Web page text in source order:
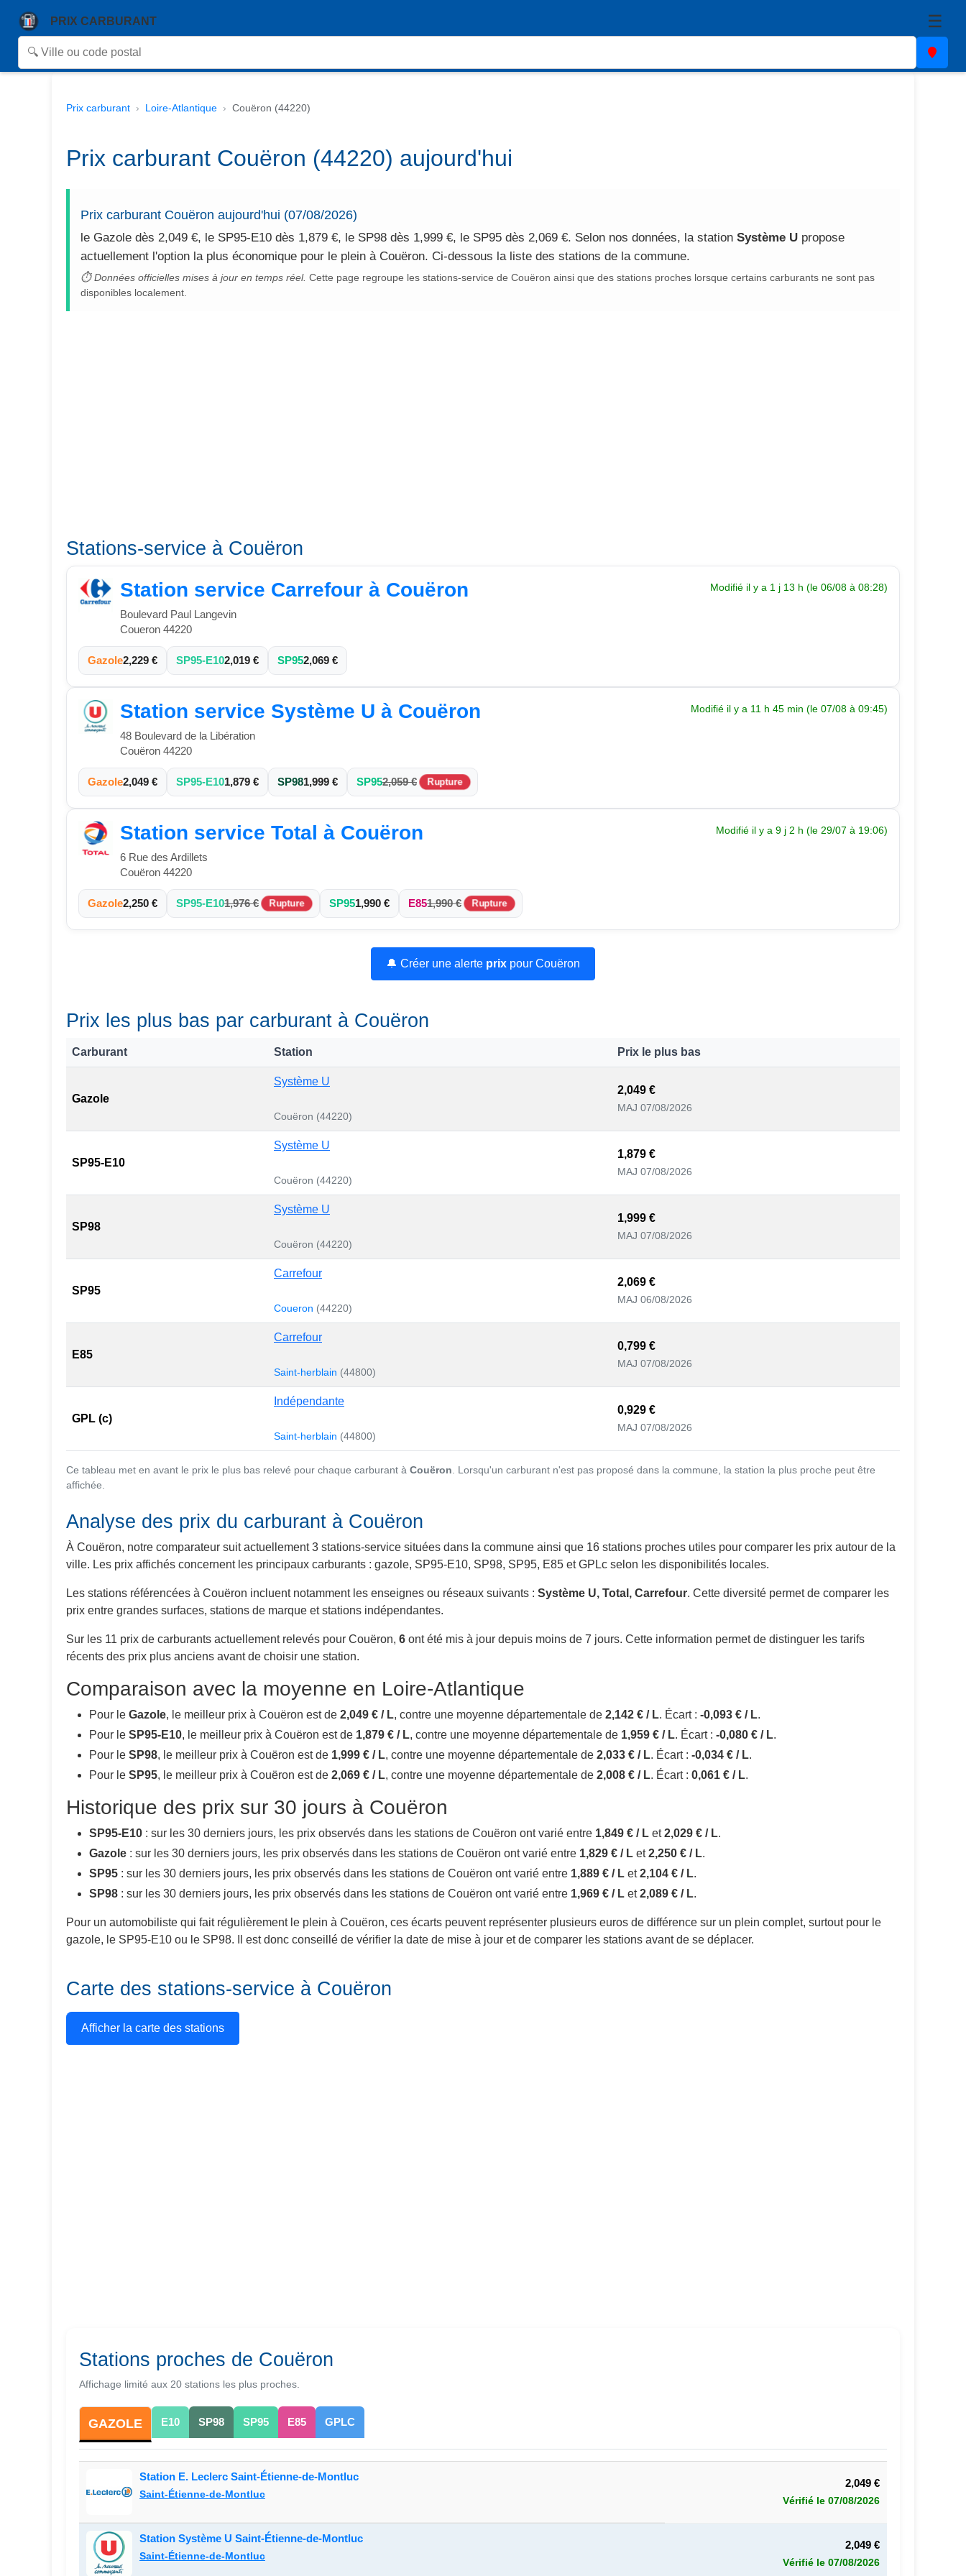
PRIX CARBURANT ☰
Prix carburant Loire-Atlantique Couëron (44220)
Prix carburant Couëron (44220) aujourd'hui
Prix carburant Couëron aujourd'hui (07/08/2026)
le Gazole dès 2,049 €, le SP95-E10 dès 1,879 €, le SP98 dès 1,999 €, le SP95 dès 2,069 €. Selon nos données, la station Système U propose
actuellement l'option la plus économique pour le plein à Couëron. Ci-dessous la liste des stations de la commune.
⏱ Données officielles mises à jour en temps réel. Cette page regroupe les stations-service de Couëron ainsi que des stations proches lorsque certains carburants ne sont pas
disponibles localement.
Stations-service à Couëron
Station service Carrefour à Couëron
Boulevard Paul Langevin
Coueron 44220
Modifié il y a 1 j 13 h (le 06/08 à 08:28)
Gazole2,229 € SP95-E102,019 € SP952,069 €
Station service Système U à Couëron
48 Boulevard de la Libération
Couëron 44220
Modifié il y a 11 h 45 min (le 07/08 à 09:45)
Gazole2,049 € SP95-E101,879 € SP981,999 € SP952,059 € Rupture
Station service Total à Couëron
6 Rue des Ardillets
Couëron 44220
Modifié il y a 9 j 2 h (le 29/07 à 19:06)
Gazole2,250 € SP95-E101,976 € Rupture SP951,990 € E851,990 € Rupture
🔔 Créer une alerte prix pour Couëron
Prix les plus bas par carburant à Couëron
Carburant Station Prix le plus bas
Gazole
Système U
Couëron (44220)
2,049 €
MAJ 07/08/2026
SP95-E10
Système U
Couëron (44220)
1,879 €
MAJ 07/08/2026
SP98
Système U
Couëron (44220)
1,999 €
MAJ 07/08/2026
SP95
Carrefour
Coueron (44220)
2,069 €
MAJ 06/08/2026
E85
Carrefour
Saint-herblain (44800)
0,799 €
MAJ 07/08/2026
GPL (c)
Indépendante
Saint-herblain (44800)
0,929 €
MAJ 07/08/2026
Ce tableau met en avant le prix le plus bas relevé pour chaque carburant à Couëron . Lorsqu'un carburant n'est pas proposé dans la commune, la station la plus proche peut être
affichée.
Analyse des prix du carburant à Couëron
À Couëron, notre comparateur suit actuellement 3 stations-service situées dans la commune ainsi que 16 stations proches utiles pour comparer les prix autour de la
ville. Les prix affichés concernent les principaux carburants : gazole, SP95-E10, SP98, SP95, E85 et GPLc selon les disponibilités locales.
Les stations référencées à Couëron incluent notamment les enseignes ou réseaux suivants : Système U, Total, Carrefour. Cette diversité permet de comparer les
prix entre grandes surfaces, stations de marque et stations indépendantes.
Sur les 11 prix de carburants actuellement relevés pour Couëron, 6 ont été mis à jour depuis moins de 7 jours. Cette information permet de distinguer les tarifs
récents des prix plus anciens avant de choisir une station.
Comparaison avec la moyenne en Loire-Atlantique
Pour le Gazole, le meilleur prix à Couëron est de 2,049 € / L, contre une moyenne départementale de 2,142 € / L. Écart : -0,093 € / L.
Pour le SP95-E10, le meilleur prix à Couëron est de 1,879 € / L, contre une moyenne départementale de 1,959 € / L. Écart : -0,080 € / L.
Pour le SP98, le meilleur prix à Couëron est de 1,999 € / L, contre une moyenne départementale de 2,033 € / L. Écart : -0,034 € / L.
Pour le SP95, le meilleur prix à Couëron est de 2,069 € / L, contre une moyenne départementale de 2,008 € / L. Écart : 0,061 € / L.
Historique des prix sur 30 jours à Couëron
SP95-E10 : sur les 30 derniers jours, les prix observés dans les stations de Couëron ont varié entre 1,849 € / L et2,029 € / L.
Gazole : sur les 30 derniers jours, les prix observés dans les stations de Couëron ont varié entre 1,829 € / L et2,250 € / L.
SP95 : sur les 30 derniers jours, les prix observés dans les stations de Couëron ont varié entre 1,889 € / L et2,104 € / L.
SP98 : sur les 30 derniers jours, les prix observés dans les stations de Couëron ont varié entre 1,969 € / L et2,089 € / L.
Pour un automobiliste qui fait régulièrement le plein à Couëron, ces écarts peuvent représenter plusieurs euros de différence sur un plein complet, surtout pour le
gazole, le SP95-E10 ou le SP98. Il est donc conseillé de vérifier la date de mise à jour et de comparer les stations avant de se déplacer.
Carte des stations-service à Couëron
Afficher la carte des stations
Stations proches de Couëron
Affichage limité aux 20 stations les plus proches.
GAZOLE E10 SP98 SP95 E85 GPLC
Station E. Leclerc Saint-Étienne-de-Montluc
Saint-Étienne-de-Montluc
2,049 €
Vérifié le 07/08/2026
Station Système U Saint-Étienne-de-Montluc
Saint-Étienne-de-Montluc
2,049 €
Vérifié le 07/08/2026